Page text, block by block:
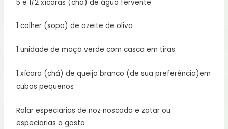
5 e 1/2 xícaras (chá) de água fervente
1 colher (sopa) de azeite de oliva ‎
1 unidade de maçã verde com casca em tiras
1 xícara (chá) de queijo branco (de sua preferência)em
cubos pequenos
Ralar especiarias de noz noscada e zatar ou
especiarias a gosto